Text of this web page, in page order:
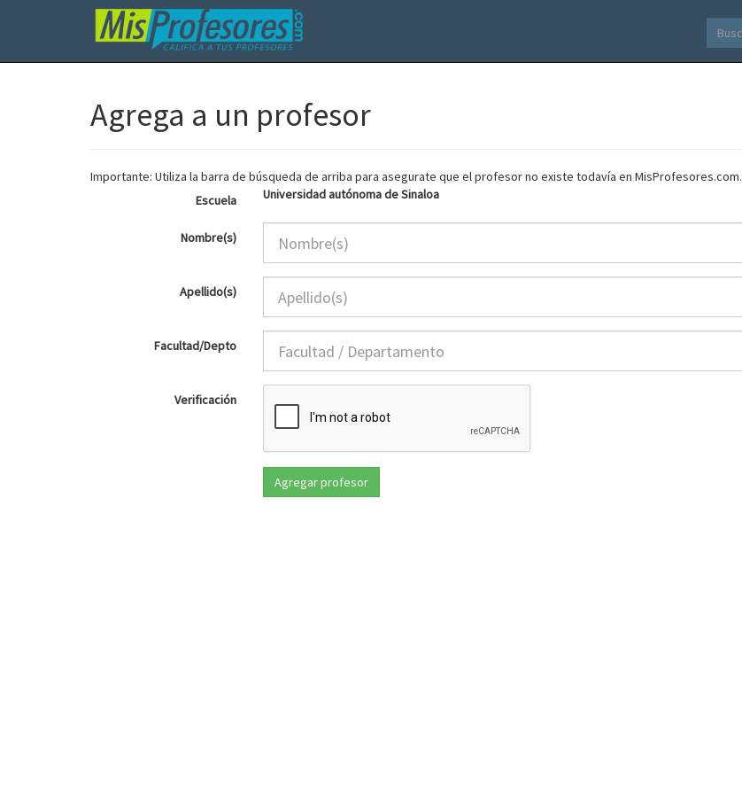
Agrega a un profesor
Importante: Utiliza la barra de búsqueda de arriba para asegurate que el profesor no existe todavía en MisProfesores.com.
Escuela
Universidad autónoma de Sinaloa
Nombre(s)
Apellido(s)
Facultad/Depto
Verificación